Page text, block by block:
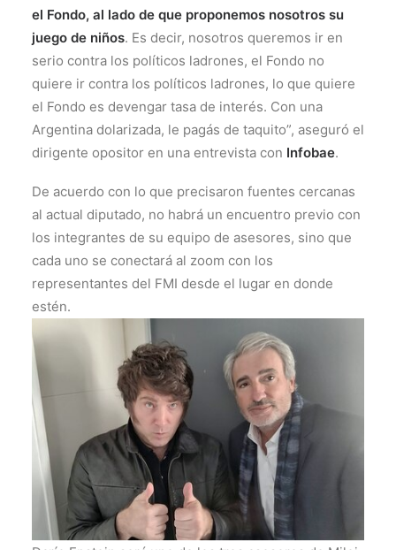
el Fondo, al lado de que proponemos nosotros su
juego de niños. Es decir, nosotros queremos ir en
serio contra los políticos ladrones, el Fondo no
quiere ir contra los políticos ladrones, lo que quiere
el Fondo es devengar tasa de interés. Con una
Argentina dolarizada, le pagás de taquito”, aseguró el
dirigente opositor en una entrevista con Infobae.
De acuerdo con lo que precisaron fuentes cercanas
al actual diputado, no habrá un encuentro previo con
los integrantes de su equipo de asesores, sino que
cada uno se conectará al zoom con los
representantes del FMI desde el lugar en donde
estén.